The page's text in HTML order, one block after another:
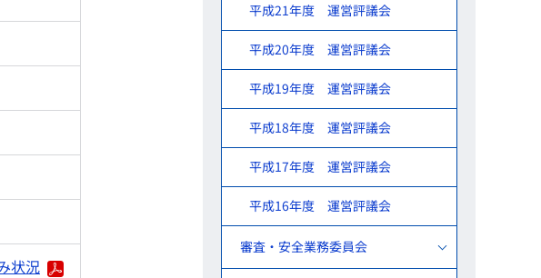
状況
平成21年度 運営評議会
平成20年度 運営評議会
平成19年度 運営評議会
平成18年度 運営評議会
平成17年度 運営評議会
平成16年度 運営評議会
審査・安全業務委員会